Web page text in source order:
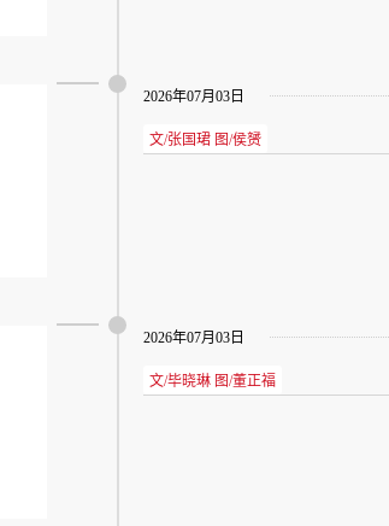
2026年07月03日
文/张国珺 图/侯赟
2026年07月03日
文/毕晓琳 图/董正福